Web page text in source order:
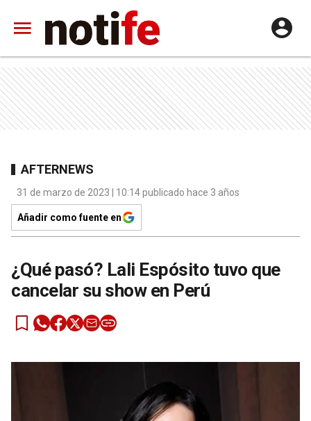
AFTERNEWS
31 de marzo de 2023 | 10:14 publicado hace 3 años
Añadir como fuente en
¿Qué pasó? Lali Espósito tuvo que
cancelar su show en Perú